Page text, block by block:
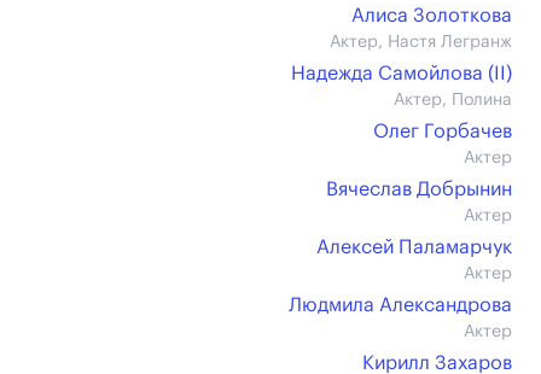
Алиса Золоткова
Актер, Настя Легранж
Надежда Самойлова (II)
Актер, Полина
Олег Горбачев
Актер
Вячеслав Добрынин
Актер
Алексей Паламарчук
Актер
Людмила Александрова
Актер
Кирилл Захаров